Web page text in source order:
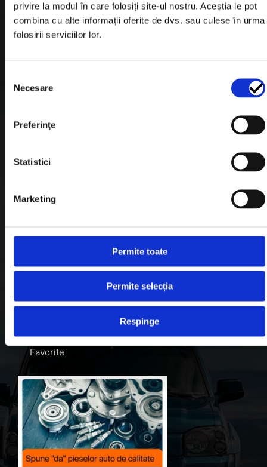
privire la modul în care folosiți site-ul nostru. Aceștia le pot
combina cu alte informații oferite de dvs. sau culese în urma
folosirii serviciilor lor.
consimțământului
Necesare
Preferinţe
Statistici
Marketing
Permite toate
Permite selecția
Respinge
Informatii Livrare
Garantie si Retur
Politica de Confidentialitate
Despre noi
Favorite